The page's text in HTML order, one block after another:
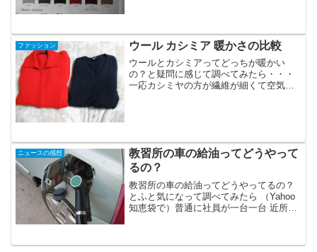
り素肌の上に）半日着てみ...
ファッション ウール カシミア 暖かさの比較
ウールとカシミアってどっちが暖かい
の？と疑問に感じて調べてみたら・・・
一応カシミヤの方が繊維が細くて空気を
ニュースの感想
教習所の車の給油ってどうやって
るの？
教習所の車の給油ってどうやってるの？
とふと気になって調べてみたら （Yahoo
知恵袋で）普通に社員が一台一台 近所の